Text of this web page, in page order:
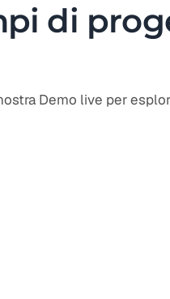
di
Demo live per